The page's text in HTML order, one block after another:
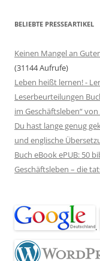
BELIEBTE PRESSEARTIKEL
Keinen Mangel an
(31144 Aufrufe)
Leben heißt lernen! -
Leserbeurteilungen
im Geschäftsleben“
Du hast lange genug
und englische
Buch eBook ePUB: 50
Geschäftsleben – die
.